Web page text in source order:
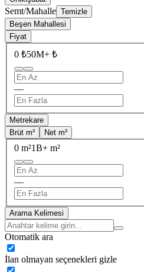
Semt/Mahalle Temizle
Beşen Mahallesi
Fiyat
0 ₺50M+ ₺
—
Metrekare
Brüt m²
Net m²
0 m²1B+ m²
—
Arama Kelimesi
Otomatik ara
İlan olmayan seçenekleri gizle